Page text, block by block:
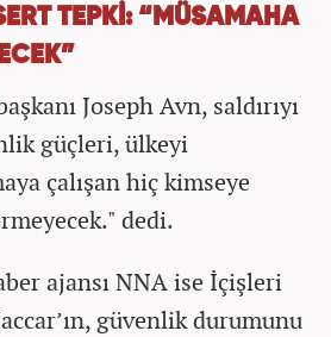
TEPKİ: “MÜSAMAHA
Joseph Avn, saldırıyı
güçleri, ülkeyi
çalışan hiç kimseye
dedi.
ajansı NNA ise İçişleri
güvenlik durumunu